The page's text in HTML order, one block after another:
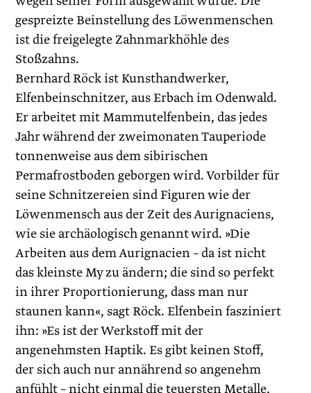
gespreizte Beinstellung des Löwenmenschen
ist die freigelegte Zahnmarkhöhle des
Stoßzahns.
Bernhard Röck ist Kunsthandwerker,
Elfenbeinschnitzer, aus Erbach im Odenwald.
Er arbeitet mit Mammutelfenbein, das jedes
Jahr während der zweimonaten Tauperio­de
tonnenweise aus dem sibirischen
Permafrostboden geborgen wird. Vorbilder für
seine Schnitzereien sind Figuren wie der
Löwenmensch aus der Zeit des Aurignaciens,
wie sie archäologisch genannt wird. »Die
Arbeiten aus dem Aurignacien – da ist nicht
das kleinste My zu ändern; die sind so perfekt
in ihrer Proportionierung, dass man nur
staunen kann«, sagt Röck. Elfenbein fasziniert
ihn: »Es ist der Werkstoff mit der
angenehmsten Haptik. Es gibt keinen Stoff,
der sich auch nur annährend so angenehm
anfühlt – nicht einmal die teuersten Metalle,